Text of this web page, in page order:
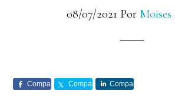
08/07/2021 Por Moises
Comparte Comparte Comparte